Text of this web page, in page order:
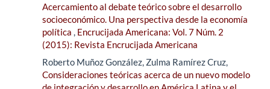
Acercamiento al debate teórico sobre el desarrollo
socioeconómico. Una perspectiva desde la economía
política , Encrucijada Americana: Vol. 7 Núm. 2
(2015): Revista Encrucijada Americana
Roberto Muñoz González, Zulma Ramírez Cruz,
Consideraciones teóricas acerca de un nuevo modelo